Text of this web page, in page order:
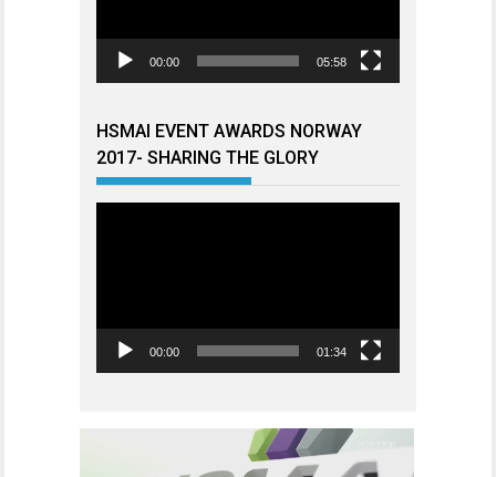
00:00 05:58
HSMAI EVENT AWARDS NORWAY
2017- SHARING THE GLORY
00:00 01:34